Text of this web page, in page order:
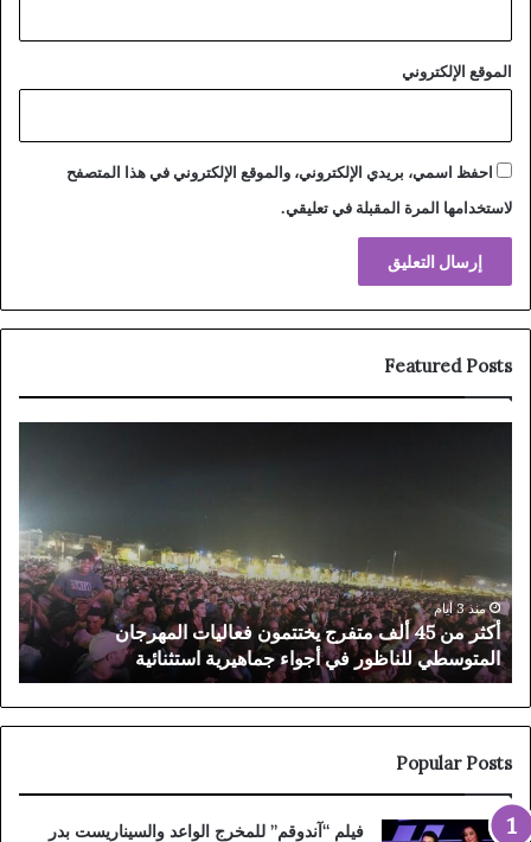
الموقع الإلكتروني
احفظ اسمي، بريدي الإلكتروني، والموقع الإلكتروني في هذا المتصفح
لاستخدامها المرة المقبلة في تعليقي.
Featured Posts
منذ 3 أيام
أكثر من 45 ألف متفرج يختتمون فعاليات المهرجان
المتوسطي للناظور في أجواء جماهيرية استثنائية
يحسم
في
بجهة
محمد
ومحمد
عليوي
Popular Posts
فيلم “آندوقم” للمخرج الواعد والسيناريست بدر